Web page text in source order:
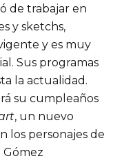
de trabajar en
y sketchs,
y es muy
Sus programas
la actualidad.
su cumpleaños
, un nuevo
los personajes de
Gómez